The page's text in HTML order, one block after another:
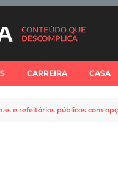
CARREIRA CASA
e refeitórios públicos com